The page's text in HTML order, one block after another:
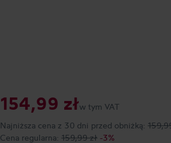
154,99 złw tym VAT
Najniższa cena z 30 dni przed obniżką:
Cena regularna: 159,99 zł -3%